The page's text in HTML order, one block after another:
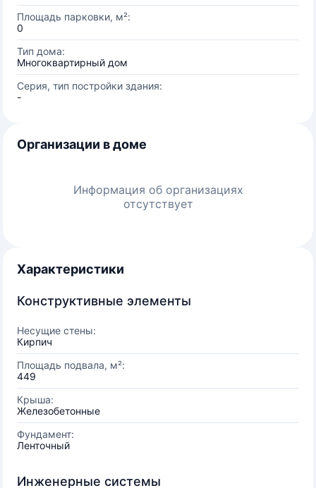
Площадь парковки, м²:
0
Тип дома:
Многоквартирный дом
Серия, тип постройки здания:
-
Организации в доме
Информация об организациях
отсутствует
Характеристики
Конструктивные элементы
Несущие стены:
Кирпич
Площадь подвала, м²:
449
Крыша:
Железобетонные
Фундамент:
Ленточный
Инженерные системы